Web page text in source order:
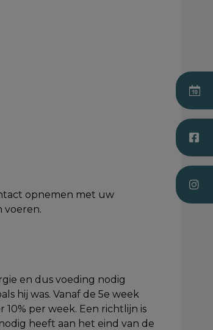
opnemen met uw
voeren.
en dus voeding nodig
hij was. Vanaf de 5e week
per week. Een richtlijn is
heeft aan het eind van de